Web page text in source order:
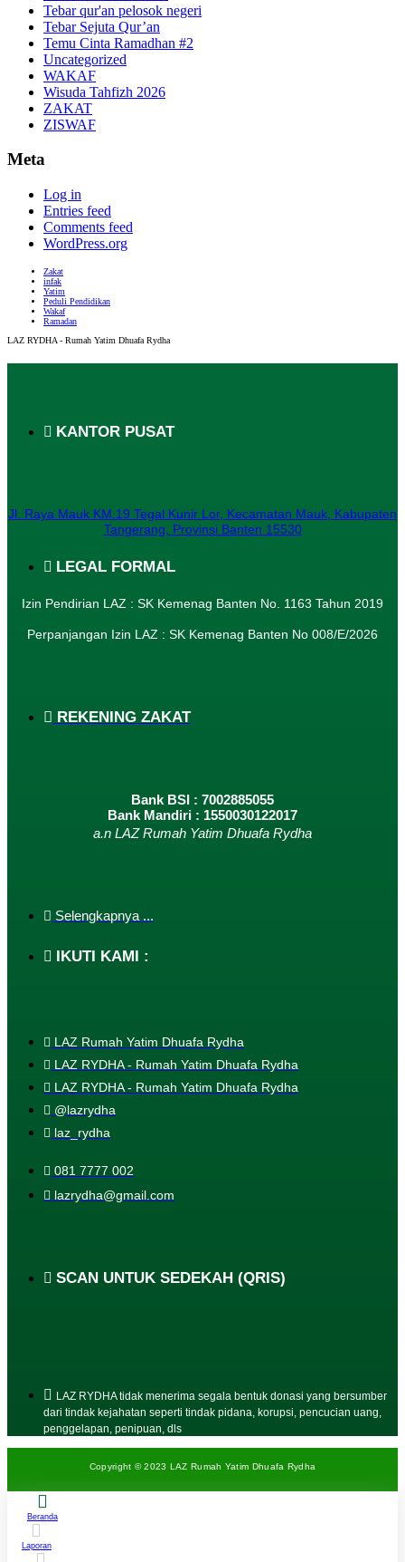
Tebar qur'an pelosok negeri
Tebar Sejuta Qur’an
Temu Cinta Ramadhan #2
Uncategorized
WAKAF
Wisuda Tahfizh 2026
ZAKAT
ZISWAF
Meta
Log in
Entries feed
Comments feed
WordPress.org
Zakat
infak
Yatim
Peduli Pendidikan
Wakaf
Ramadan
LAZ RYDHA - Rumah Yatim Dhuafa Rydha
KANTOR PUSAT
Jl. Raya Mauk KM.19 Tegal Kunir Lor, Kecamatan Mauk, Kabupaten
Tangerang, Provinsi Banten 15530
LEGAL FORMAL
Izin Pendirian LAZ : SK Kemenag Banten No. 1163 Tahun 2019
Perpanjangan Izin LAZ : SK Kemenag Banten No 008/E/2026​
REKENING ZAKAT
Bank BSI : 7002885055
Bank Mandiri : 1550030122017
a.n LAZ Rumah Yatim Dhuafa Rydha
Selengkapnya ...
IKUTI KAMI :
LAZ Rumah Yatim Dhuafa Rydha
LAZ RYDHA - Rumah Yatim Dhuafa Rydha
LAZ RYDHA - Rumah Yatim Dhuafa Rydha
@lazrydha
laz_rydha
081 7777 002
lazrydha@gmail.com
SCAN UNTUK SEDEKAH (QRIS)
LAZ RYDHA tidak menerima segala bentuk donasi yang bersumber
dari tindak kejahatan seperti tindak pidana, korupsi, pencucian uang,
penggelapan, penipuan, dls
Copyright © 2023 LAZ Rumah Yatim Dhuafa Rydha
Beranda
Laporan